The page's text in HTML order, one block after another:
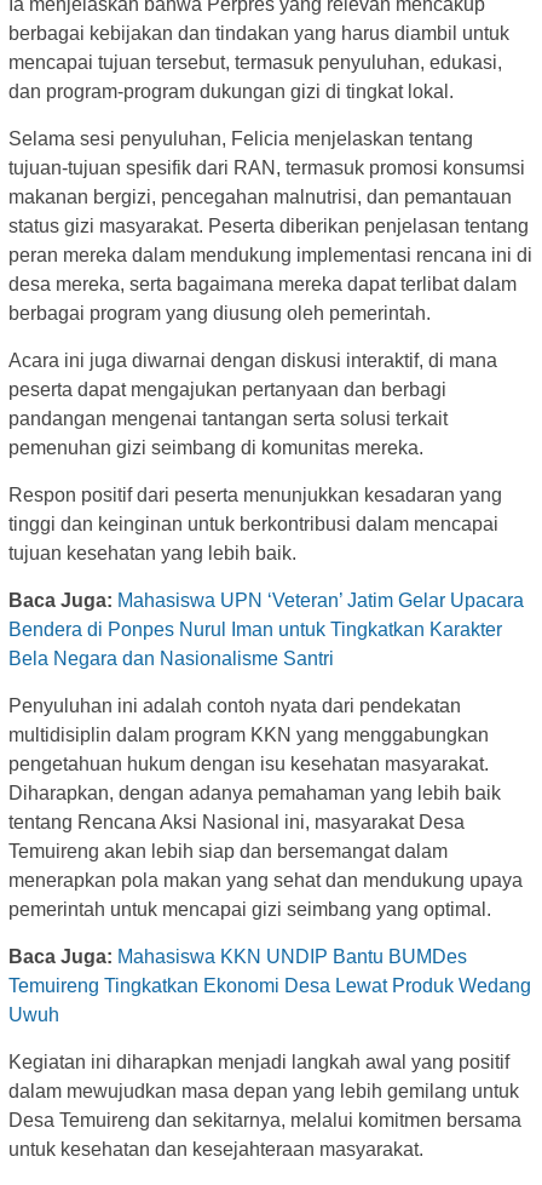
Ia menjelaskan bahwa Perpres yang relevan mencakup
berbagai kebijakan dan tindakan yang harus diambil untuk
mencapai tujuan tersebut, termasuk penyuluhan, edukasi,
dan program-program dukungan gizi di tingkat lokal.
Selama sesi penyuluhan, Felicia menjelaskan tentang
tujuan-tujuan spesifik dari RAN, termasuk promosi konsumsi
makanan bergizi, pencegahan malnutrisi, dan pemantauan
status gizi masyarakat. Peserta diberikan penjelasan tentang
peran mereka dalam mendukung implementasi rencana ini di
desa mereka, serta bagaimana mereka dapat terlibat dalam
berbagai program yang diusung oleh pemerintah.
Acara ini juga diwarnai dengan diskusi interaktif, di mana
peserta dapat mengajukan pertanyaan dan berbagi
pandangan mengenai tantangan serta solusi terkait
pemenuhan gizi seimbang di komunitas mereka.
Respon positif dari peserta menunjukkan kesadaran yang
tinggi dan keinginan untuk berkontribusi dalam mencapai
tujuan kesehatan yang lebih baik.
Baca Juga: Mahasiswa UPN ‘Veteran’ Jatim Gelar Upacara
Bendera di Ponpes Nurul Iman untuk Tingkatkan Karakter
Bela Negara dan Nasionalisme Santri
Penyuluhan ini adalah contoh nyata dari pendekatan
multidisiplin dalam program KKN yang menggabungkan
pengetahuan hukum dengan isu kesehatan masyarakat.
Diharapkan, dengan adanya pemahaman yang lebih baik
tentang Rencana Aksi Nasional ini, masyarakat Desa
Temuireng akan lebih siap dan bersemangat dalam
menerapkan pola makan yang sehat dan mendukung upaya
pemerintah untuk mencapai gizi seimbang yang optimal.
Baca Juga: Mahasiswa KKN UNDIP Bantu BUMDes
Temuireng Tingkatkan Ekonomi Desa Lewat Produk Wedang
Uwuh
Kegiatan ini diharapkan menjadi langkah awal yang positif
dalam mewujudkan masa depan yang lebih gemilang untuk
Desa Temuireng dan sekitarnya, melalui komitmen bersama
untuk kesehatan dan kesejahteraan masyarakat.